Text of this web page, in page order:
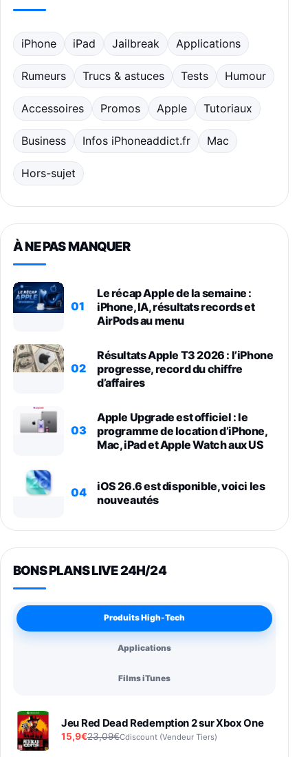
iPhone iPad Jailbreak Applications
Rumeurs Trucs & astuces Tests Humour
Accessoires Promos Apple Tutoriaux
Business Infos iPhoneaddict.fr Mac
Hors-sujet
À NE PAS MANQUER
01
Le récap Apple de la semaine :
iPhone, IA, résultats records et
AirPods au menu
02
Résultats Apple T3 2026 : l’iPhone
progresse, record du chiffre
d’affaires
03
Apple Upgrade est officiel : le
programme de location d’iPhone,
Mac, iPad et Apple Watch aux US
04
iOS 26.6 est disponible, voici les
nouveautés
BONS PLANS LIVE 24H/24
Produits High-Tech
Applications
Films iTunes
Jeu Red Dead Redemption 2 sur Xbox One
15,9€23,09€Cdiscount (Vendeur Tiers)